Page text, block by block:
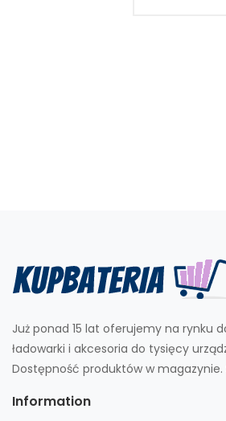
Już ponad 15 lat oferujemy na rynku
ładowarki i akcesoria do tysięcy
Dostępność produktów w magazynie.
Information